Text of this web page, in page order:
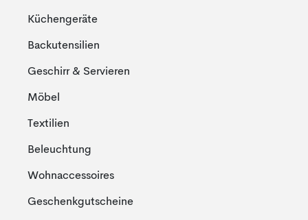
Küchengeräte
Backutensilien
Geschirr & Servieren
Möbel
Textilien
Beleuchtung
Wohnaccessoires
Geschenkgutscheine